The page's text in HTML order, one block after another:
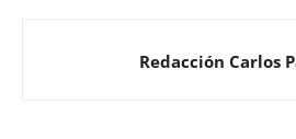
Redacción Carlos